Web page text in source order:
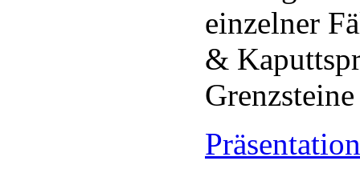
einzelner
&